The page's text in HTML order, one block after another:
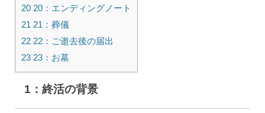
20 20：エンディングノート
21 21：葬儀
22 22：ご逝去後の届出
23 23：お墓
1：終活の背景